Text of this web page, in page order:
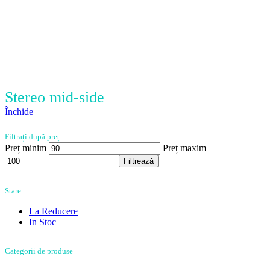
Stereo mid-side
Închide
Filtrați după preț
Preț minim Preț maxim
Filtrează
Stare
La Reducere
In Stoc
Categorii de produse